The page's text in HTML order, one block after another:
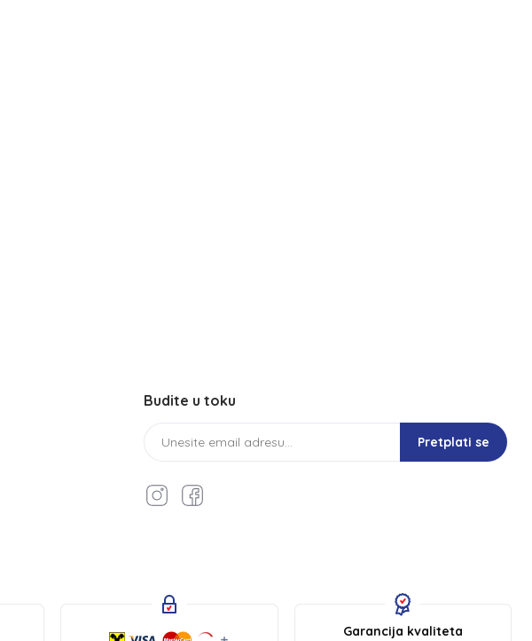
Budite u toku
Pretplati se
Garancija kvaliteta